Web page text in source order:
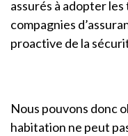
assurés à adopter
compagnies
proactive de la
Nous pouvons donc
habitation ne peut